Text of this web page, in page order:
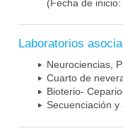
(Fecha de
Laboratorios
Neurociencias,
Cuarto de
Bioterio-
Secuenciación